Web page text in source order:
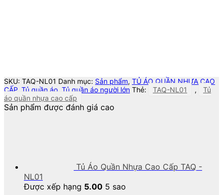
SKU: TAQ-NL01 Danh mục: Sản phẩm, TỦ ÁO QUẦN NHỰA CAO
CẤP Tủ quần áo Tủ quần áo người lớn Thẻ: TAQ-NL01 ,
Tủ
áo quần nhựa cao cấp
Sản phẩm được đánh giá cao
Tủ Áo Quần Nhựa Cao Cấp TAQ -
NL01
Được xếp hạng 5.00 5 sao